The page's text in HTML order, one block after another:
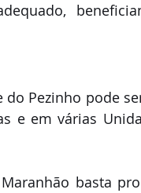
Pezinho pode
e em várias
basta